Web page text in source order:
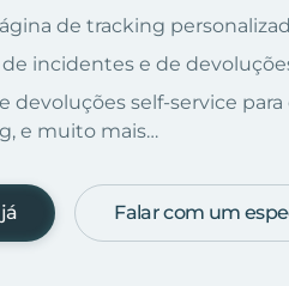
de tracking
de incidentes e de
devoluções self-service
e muito mais…
Falar com um